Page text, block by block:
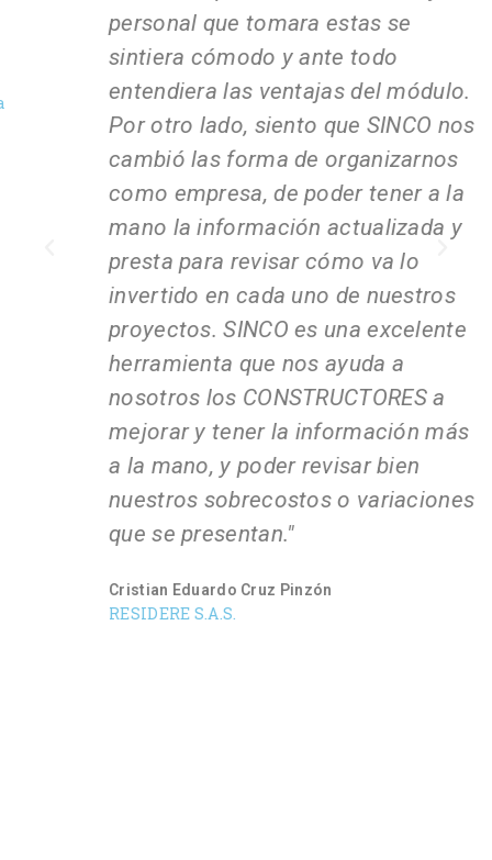
personal que tomara estas se
sintiera cómodo y ante todo
entendiera las ventajas del módulo.
Por otro lado, siento que SINCO nos
cambió las forma de organizarnos
como empresa, de poder tener a la
mano la información actualizada y
presta para revisar cómo va lo
invertido en cada uno de nuestros
proyectos. SINCO es una excelente
herramienta que nos ayuda a
nosotros los CONSTRUCTORES a
mejorar y tener la información más
a la mano, y poder revisar bien
nuestros sobrecostos o variaciones
que se presentan."
Cristian Eduardo Cruz Pinzón
RESIDERE S.A.S.